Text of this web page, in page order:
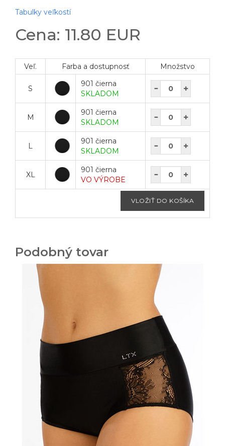
Tabulky veľkostí
Cena: 11.80 EUR
Veľ. Farba a dostupnosť Množstvo
S
901 čierna
SKLADOM
M
901 čierna
SKLADOM
L
901 čierna
SKLADOM
XL
901 čierna
VO VÝROBE
Podobný tovar